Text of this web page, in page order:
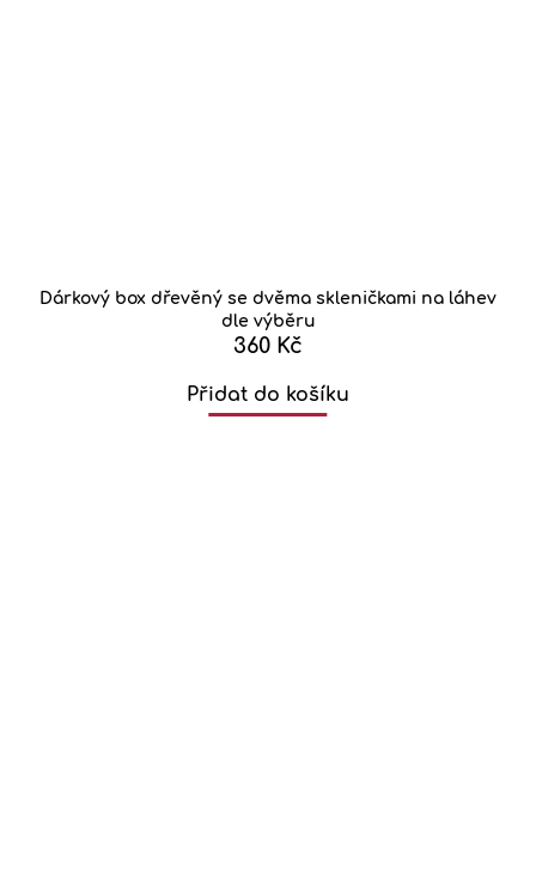
Dárkový box dřevěný se dvěma skleničkami na láhev
dle výběru
360 Kč
Přidat do košíku